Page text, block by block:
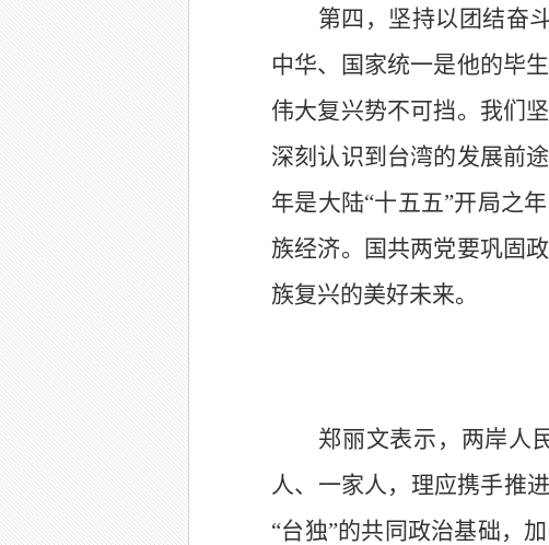
第四，坚持以团结奋
中华、国家统一是他的毕
伟大复兴势不可挡。我们
深刻认识到台湾的发展前
年是大陆“十五五”开局之
族经济。国共两党要巩固
族复兴的美好未来。
郑丽文表示，两岸人
人、一家人，理应携手推
“台独”的共同政治基础，